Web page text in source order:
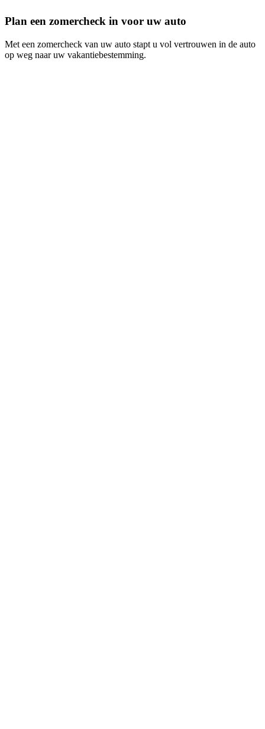
Plan een zomercheck in voor uw auto
Met een zomercheck van uw auto stapt u vol vertrouwen in de auto
op weg naar uw vakantiebestemming.